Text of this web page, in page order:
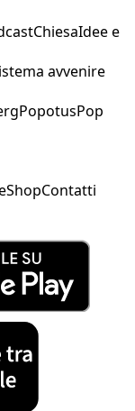
ChiesaIdee e
avvenire
PopotusPop
ShopContatti